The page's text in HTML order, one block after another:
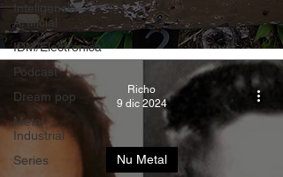
Inteligencia
Artificial
IDM/Electrónica
Podcast
Dream pop
Metal
Industrial
Series
Nu Metal
Richo
9 dic 2024